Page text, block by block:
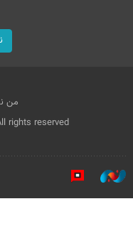
من
rights reserved